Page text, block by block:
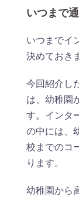
いつまで
いつまでイ
決めておき
今回紹介し
は、幼稚園
す。インタ
の中には、
校までのコ
ります。
幼稚園から